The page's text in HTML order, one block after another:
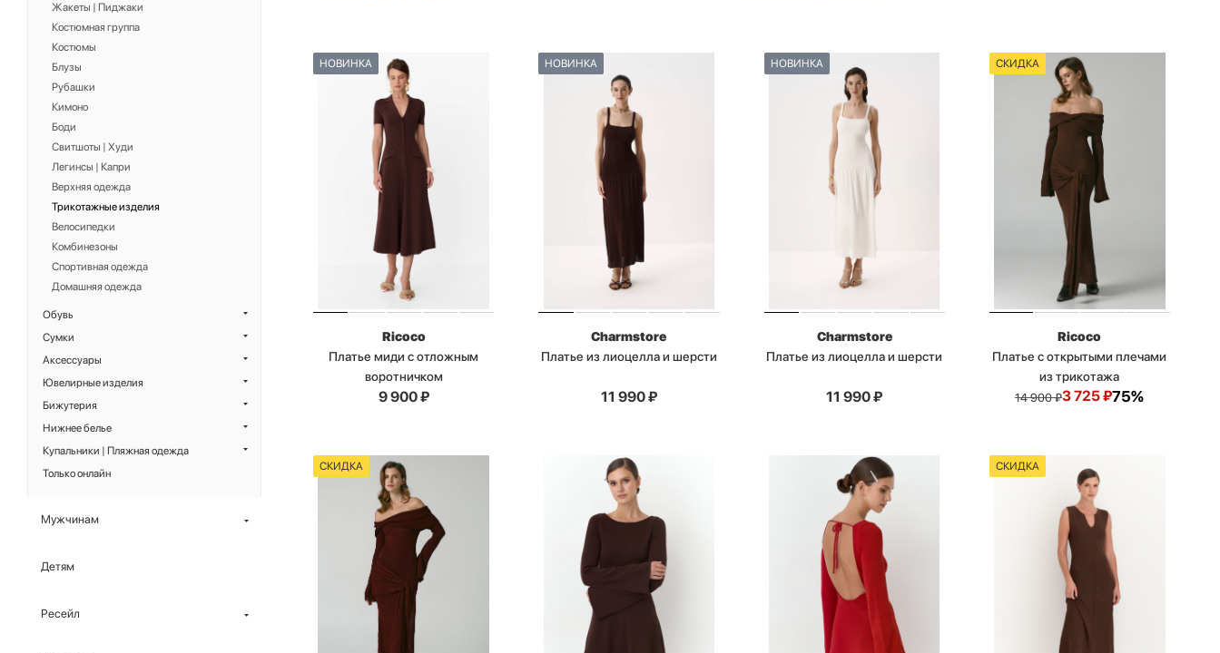
НОВИНКА
Ricoco
Платье миди с отложным
воротничком
9 900₽
НОВИНКА
Charmstore
Платье из лиоцелла и шерсти
11 990₽
НОВИНКА
Charmstore
Платье из лиоцелла и шерсти
11 990₽
СКИДКА
Ricoco
Платье с открытыми плечами
из трикотажа
14 900₽3 725₽75%
СКИДКА СКИДКА
Жакеты | Пиджаки
Костюмная группа
Костюмы
Блузы
Рубашки
Кимоно
Боди
Свитшоты | Худи
Легинсы | Капри
Верхняя одежда
Трикотажные изделия
Велосипедки
Комбинезоны
Спортивная одежда
Домашняя одежда
Обувь
Сумки
Аксессуары
Ювелирные изделия
Бижутерия
Нижнее белье
Купальники | Пляжная одежда
Только онлайн
Мужчинам
Детям
Ресейл